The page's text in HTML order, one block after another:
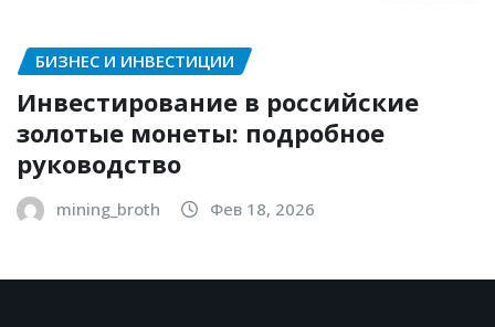
БИЗНЕС И ИНВЕСТИЦИИ
Инвестирование в российские
золотые монеты: подробное
руководство
mining_broth Фев 18, 2026